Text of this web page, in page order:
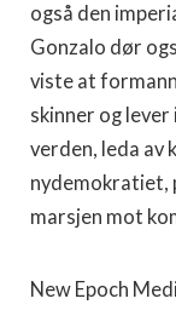
også den
Gonzalo dør
viste at
skinner og
verden, leda av
nydemokratiet,
marsjen mot
New Epoch